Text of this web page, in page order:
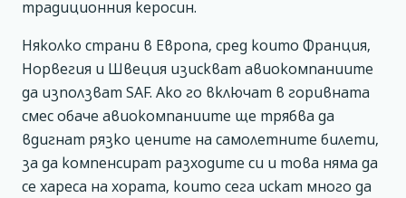
традиционния керосин.
Няколко страни в Европа, сред които Франция,
Норвегия и Швеция изискват авиокомпаниите
да използват SAF. Ако го включат в горивната
смес обаче авиокомпаниите ще трябва да
вдигнат рязко цените на самолетните билети,
за да компенсират разходите си и това няма да
се хареса на хората, които сега искат много да